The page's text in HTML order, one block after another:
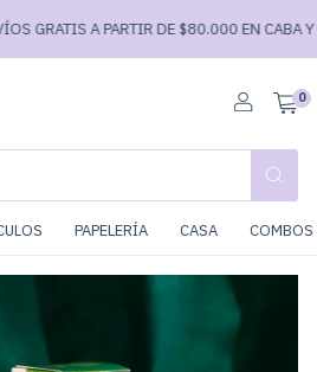
A PARTIR DE $80.000 EN CABA Y
0
PAPELERÍA CASA